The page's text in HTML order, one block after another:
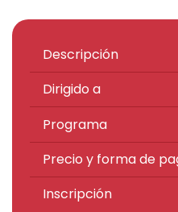
El
evento
Descripción
Dirigido a
Programa
Precio y forma de
Inscripción